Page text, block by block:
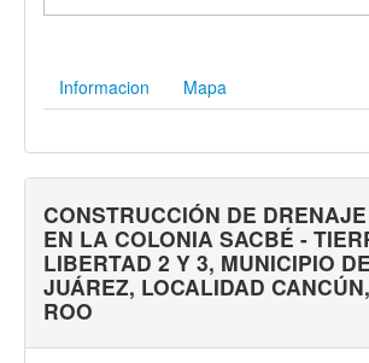
Informacion Mapa
CONSTRUCCIÓN DE
EN LA COLONIA SACBÉ -
LIBERTAD 2 Y 3, MUNICIPIO
JUÁREZ, LOCALIDAD
ROO